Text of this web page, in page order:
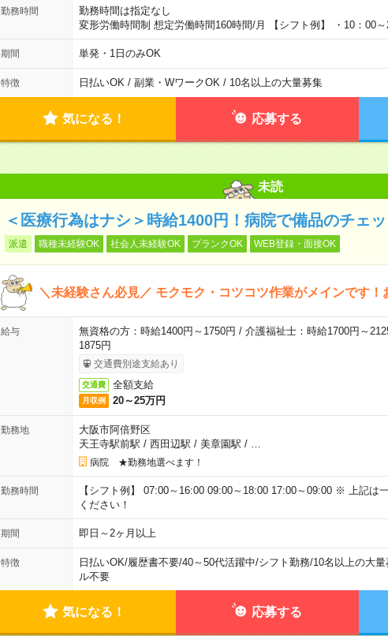
勤務時間
勤務時間は指定なし
変形労働時間制 想定労働時間160時間/月 【シフト例】 ・10：00～
期間 単発・1日のみOK
特徴 日払いOK / 副業・WワークOK / 10名以上の大量募集
気になる！ 応募する
未読
＜医療行為はナシ＞時給1400円！病院で備品のチェ
派遣 職種未経験OK 社会人未経験OK ブランクOK WEB登録・面接OK
＼未経験さん必見／ モクモク・コツコツ作業がメインです！
給与
無資格の方：時給1400円～1750円 / 介護福祉士：時給1700円～
1875円
交通費別途支給あり
交通費 全額支給
月収例 20～25万円
勤務地
大阪市阿倍野区
天王寺駅前駅 / 西田辺駅 / 美章園駅 /
病院 ★勤務地選べます！
勤務時間
【シフト例】 07:00～16:00 09:00～18:00 17:00～09:00 ※ 上記は
ください！
期間 即日～2ヶ月以上
特徴 日払いOK/履歴書不要/40～50代活躍中/シフト勤務/10名以上の大量
ル不要
気になる！ 応募する